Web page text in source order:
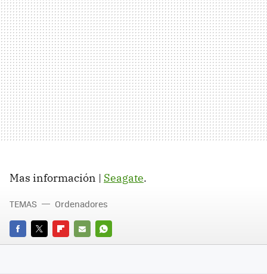
Mas información | Seagate.
FACEBOOK
TWITTERFLIPBOARD
E-
WHATSAPP
TEMAS Ordenadores